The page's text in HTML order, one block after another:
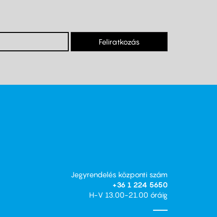
Feliratkozás
Jegyrendelés központi szám
+36 1 224 5650
H-V 13.00-21.00 óráig